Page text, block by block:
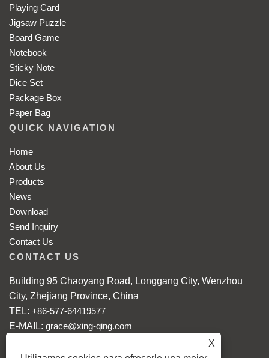
Playing Card
Jigsaw Puzzle
Board Game
Notebook
Sticky Note
Dice Set
Package Box
Paper Bag
QUICK NAVIGATION
Home
About Us
Products
News
Download
Send Inquiry
Contact Us
CONTACT US
Building 95 Chaoyang Road, Longgang City, Wenzhou
City, Zhejiang Province, China
TEL: +86-577-64419577
E-MAIL: grace@xing-qing.com
X